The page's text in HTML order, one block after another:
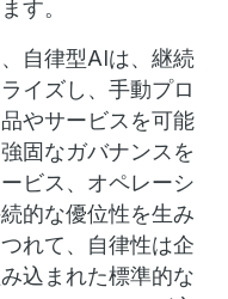
す。
自律型AIは、継続
イズし、手動プロ
やサービスを可能
固なガバナンスを
ビス、オペレーシ
的な優位性を生み
れて、自律性は企
込まれた標準的な